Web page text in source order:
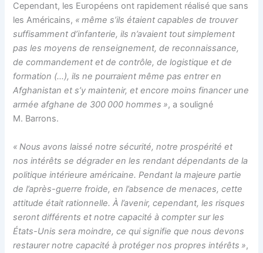
Cependant, les Européens ont rapidement réalisé que sans
les Américains, « même s’ils étaient capables de trouver
suffisamment d’infanterie, ils n’avaient tout simplement
pas les moyens de renseignement, de reconnaissance,
de commandement et de contrôle, de logistique et de
formation (…), ils ne pourraient même pas entrer en
Afghanistan et s’y maintenir, et encore moins financer une
armée afghane de 300 000 hommes », a souligné
M. Barrons.
« Nous avons laissé notre sécurité, notre prospérité et
nos intérêts se dégrader en les rendant dépendants de la
politique intérieure américaine. Pendant la majeure partie
de l’après-guerre froide, en l’absence de menaces, cette
attitude était rationnelle. À l’avenir, cependant, les risques
seront différents et notre capacité à compter sur les
États-Unis sera moindre, ce qui signifie que nous devons
restaurer notre capacité à protéger nos propres intérêts »,